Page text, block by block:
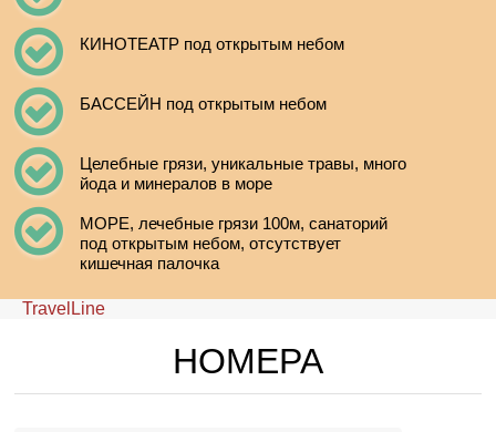
КИНОТЕАТР под открытым небом
БАССЕЙН под открытым небом
Целебные грязи, уникальные травы, много
йода и минералов в море
МОРЕ, лечебные грязи 100м, санаторий
под открытым небом, отсутствует
кишечная палочка
TravelLine
НОМЕРА